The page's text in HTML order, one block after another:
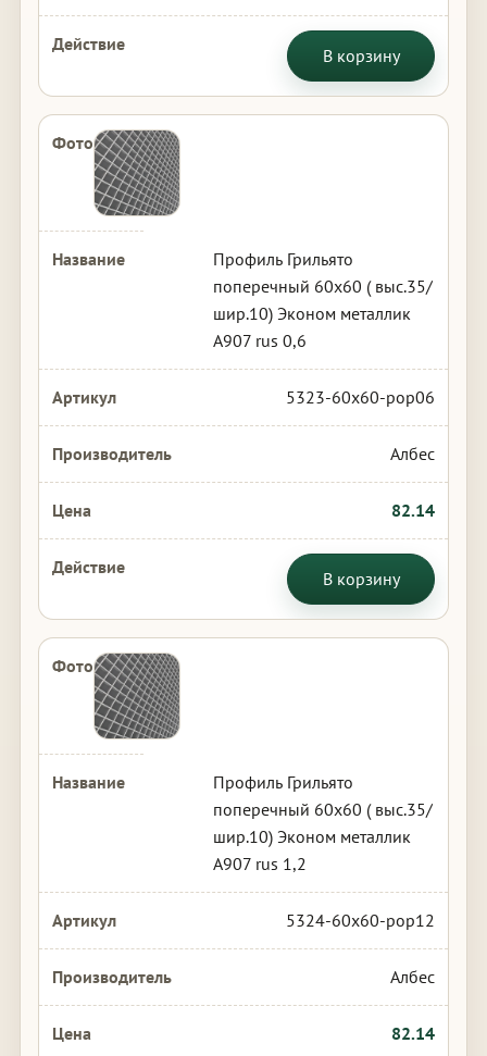
В корзину
Профиль Грильято
поперечный 60х60 ( выс.35/
шир.10) Эконом металлик
А907 rus 0,6
5323-60x60-pop06
Албес
82.14
В корзину
Профиль Грильято
поперечный 60х60 ( выс.35/
шир.10) Эконом металлик
А907 rus 1,2
5324-60x60-pop12
Албес
82.14